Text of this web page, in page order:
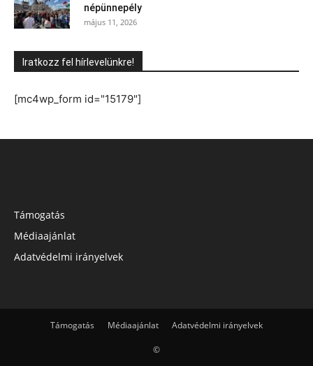
népünnepély
május 11, 2026
Iratkozz fel hírlevelünkre!
[mc4wp_form id="15179"]
Támogatás
Médiaajánlat
Adatvédelmi irányelvek
Támogatás Médiaajánlat Adatvédelmi irányelvek
©